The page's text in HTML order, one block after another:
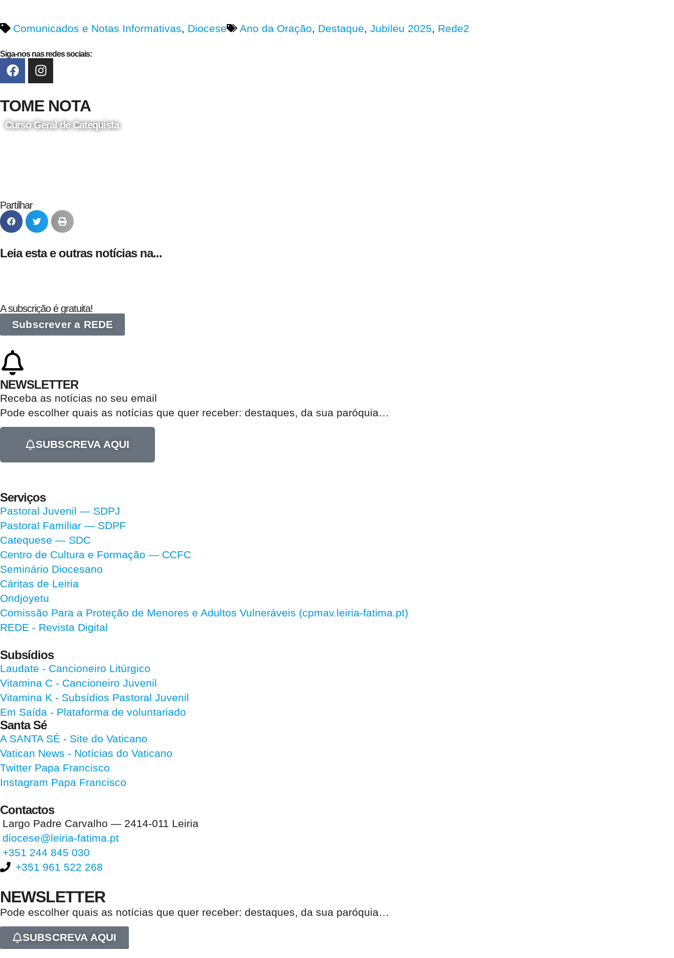
Comunicados e Notas Informativas Diocese Ano da Oração Destaque Jubileu 2025 Rede2
Siga-nos nas redes sociais:
TOME NOTA
Curso Geral de Catequista
Partilhar
Leia esta e outras notícias na...
A subscrição é gratuita!
Subscrever a REDE
NEWSLETTER
Receba as notícias no seu email​
Pode escolher quais as notícias que quer receber: destaques, da sua paróquia
SUBSCREVA AQUI
Serviços
Pastoral Juvenil — SDPJ
Pastoral Familiar — SDPF
Catequese — SDC
Centro de Cultura e Formação — CCFC
Seminário Diocesano
Cáritas de Leiria
Ondjoyetu
Comissão Para a Proteção de Menores e Adultos Vulneráveis (cpmav.leiria-fatima.pt)
REDE - Revista Digital
Subsídios
Laudate - Cancioneiro Litúrgico
Vitamina C - Cancioneiro Juvenil
Vitamina K - Subsídios Pastoral Juvenil
Em Saída - Plataforma de voluntariado
Santa Sé
A SANTA SÉ - Site do Vaticano
Vatican News - Notícias do Vaticano
Twitter Papa Francisco
Instagram Papa Francisco
Contactos
Largo Padre Carvalho — 2414-011 Leiria
diocese@leiria-fatima.pt
+351 244 845 030
+351 961 522 268
NEWSLETTER
Pode escolher quais as notícias que quer receber: destaques, da sua paróquia…
SUBSCREVA AQUI